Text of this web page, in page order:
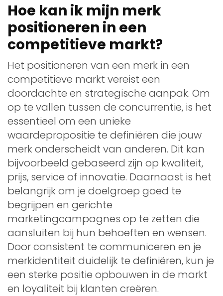
Hoe kan ik mijn merk
positioneren in een
competitieve markt?
Het positioneren van een merk in een
competitieve markt vereist een
doordachte en strategische aanpak. Om
op te vallen tussen de concurrentie, is het
essentieel om een unieke
waardepropositie te definiëren die jouw
merk onderscheidt van anderen. Dit kan
bijvoorbeeld gebaseerd zijn op kwaliteit,
prijs, service of innovatie. Daarnaast is het
belangrijk om je doelgroep goed te
begrijpen en gerichte
marketingcampagnes op te zetten die
aansluiten bij hun behoeften en wensen.
Door consistent te communiceren en je
merkidentiteit duidelijk te definiëren, kun je
een sterke positie opbouwen in de markt
en loyaliteit bij klanten creëren.